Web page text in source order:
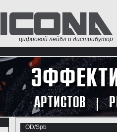
цифровой лейбл и дистрибутор
OD/Spb